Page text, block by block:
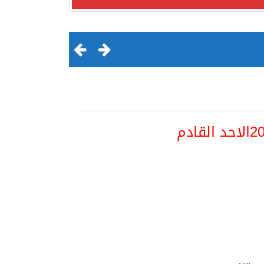
الثالث عشر الهجري